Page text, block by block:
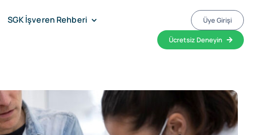
SGK İşveren Rehberi
Üye Girişi
Ücretsiz Deneyin